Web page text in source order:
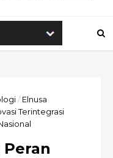
/ Elnusa
Terintegrasi
Peran